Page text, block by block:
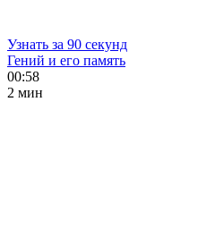
Узнать за 90 секунд
Гений и его память
00:58
2 мин